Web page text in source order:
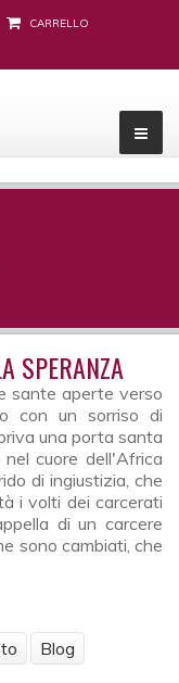
CARRELLO
SPERANZA
sante aperte verso
con un sorriso di
una porta santa
cuore dell'Africa
di ingiustizia, che
i volti dei carcerati
di un carcere
sono cambiati, che
Blog